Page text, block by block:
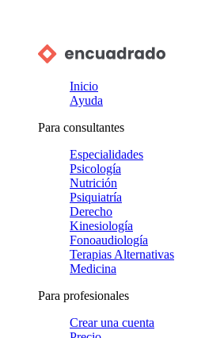
Inicio
Ayuda
Para consultantes
Especialidades
Psicología
Nutrición
Psiquiatría
Derecho
Kinesiología
Fonoaudiología
Terapias Alternativas
Medicina
Para profesionales
Crear una cuenta